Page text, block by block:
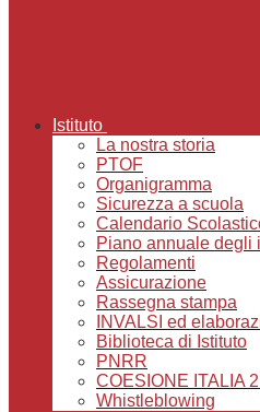
Istituto
La nostra storia
PTOF
Organigramma
Sicurezza a scuola
Calendario
Piano annuale degli
Regolamenti
Assicurazione
Rassegna stampa
INVALSI ed
Biblioteca di Istituto
PNRR
COESIONE ITALIA
Whistleblowing